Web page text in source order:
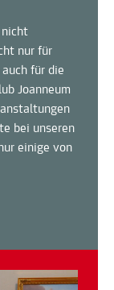
nicht
nur für
für die
Joanneum
bei unseren
einige von